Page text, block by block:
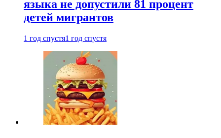
языка не допустили 81 процент
детей мигрантов
1 год спустя1 год спустя